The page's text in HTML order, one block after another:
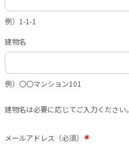
例）1-1-1
建物名
例）〇〇マンション101
建物名は必要に応じてご入力ください。
メールアドレス（必須）